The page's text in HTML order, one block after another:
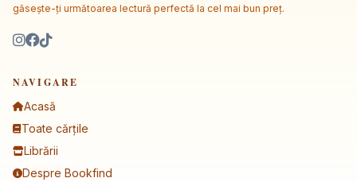
găsește-ți următoarea lectură perfectă la cel mai bun preț.
NAVIGARE
Acasă
Toate cărțile
Librării
Despre Bookfind